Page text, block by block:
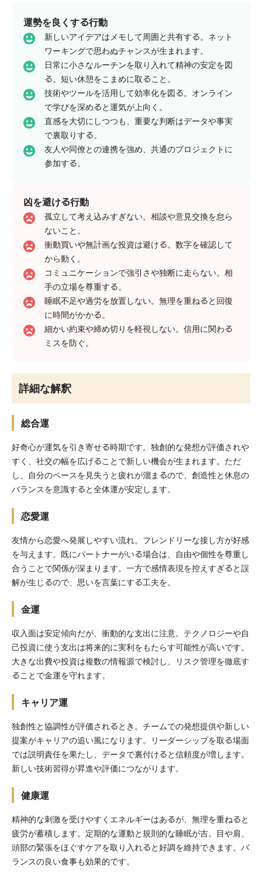
運勢を良くする行動
新しいアイデアはメモして周囲と共有する。ネット
ワーキングで思わぬチャンスが生まれます。
日常に小さなルーチンを取り入れて精神の安定を図
る。短い休憩をこまめに取ること。
技術やツールを活用して効率化を図る。オンライン
で学びを深めると運気が上向く。
直感を大切にしつつも、重要な判断はデータや事実
で裏取りする。
友人や同僚との連携を強め、共通のプロジェクトに
参加する。
凶を避ける行動
孤立して考え込みすぎない。相談や意見交換を怠ら
ないこと。
衝動買いや無計画な投資は避ける。数字を確認して
から動く。
コミュニケーションで強引さや独断に走らない。相
手の立場を尊重する。
睡眠不足や過労を放置しない。無理を重ねると回復
に時間がかかる。
細かい約束や締め切りを軽視しない。信用に関わる
ミスを防ぐ。
詳細な解釈
総合運
好奇心が運気を引き寄せる時期です。独創的な発想が評価されや
すく、社交の幅を広げることで新しい機会が生まれます。ただ
し、自分のペースを見失うと疲れが溜まるので、創造性と休息の
バランスを意識すると全体運が安定します。
恋愛運
友情から恋愛へ発展しやすい流れ。フレンドリーな接し方が好感
を与えます。既にパートナーがいる場合は、自由や個性を尊重し
合うことで関係が深まります。一方で感情表現を控えすぎると誤
解が生じるので、思いを言葉にする工夫を。
金運
収入面は安定傾向だが、衝動的な支出に注意。テクノロジーや自
己投資に使う支出は将来的に実利をもたらす可能性が高いです。
大きな出費や投資は複数の情報源で検討し、リスク管理を徹底す
ることで金運を守れます。
キャリア運
独創性と協調性が評価されるとき。チームでの発想提供や新しい
提案がキャリアの追い風になります。リーダーシップを取る場面
では説明責任を果たし、データで裏付けると信頼度が増します。
新しい技術習得が昇進や評価につながります。
健康運
精神的な刺激を受けやすくエネルギーはあるが、無理を重ねると
疲労が蓄積します。定期的な運動と規則的な睡眠が吉。目や肩、
頭部の緊張をほぐすケアを取り入れると好調を維持できます。バ
ランスの良い食事も効果的です。